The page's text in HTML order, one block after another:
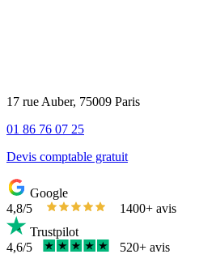
17 rue Auber, 75009 Paris
01 86 76 07 25
Devis comptable gratuit
Google
4,8/5
1400+ avis
Trustpilot
4,6/5
520+ avis